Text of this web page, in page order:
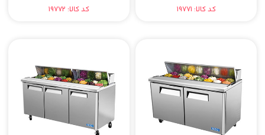
کد کالا: 19771 کد کالا: 19772